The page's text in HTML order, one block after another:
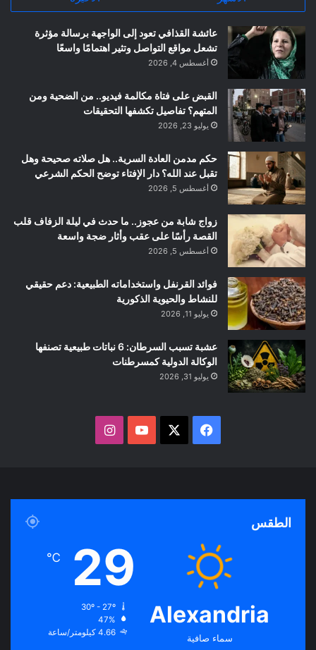
عائشة القذافي تعود إلى الواجهة برسالة مؤثرة
تشعل مواقع التواصل وتثير اهتمامًا واسعًا
أغسطس 4, 2026
القبض على فتاة مكالمة فيديو.. من الضحية ومن
المتهم؟ تفاصيل تكشفها التحقيقات
يوليو 23, 2026
حكم مدمن العادة السرية.. هل صلاته صحيحة وهل
تقبل عند الله؟ دار الإفتاء توضح الحكم الشرعي
أغسطس 5, 2026
زواج شابة من عجوز.. ما حدث في ليلة الزفاف قلب
القصة رأسًا على عقب وأثار ضجة واسعة
أغسطس 5, 2026
فوائد القرنفل واستخداماته الطبيعية: دعم حقيقي
للنشاط والحيوية الذكورية
يوليو 11, 2026
عشبة تسبب السرطان: 6 نباتات طبيعية تصنفها
الوكالة الدولية كمسرطنات
يوليو 31, 2026
ك
u
ر
م
الطقس
Alexandria
سماء صافية
29
℃
47%
4.66 كيلومتر/ساعة